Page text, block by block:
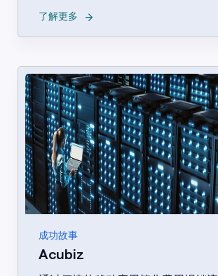
了解更多 →
成功故事
Acubiz